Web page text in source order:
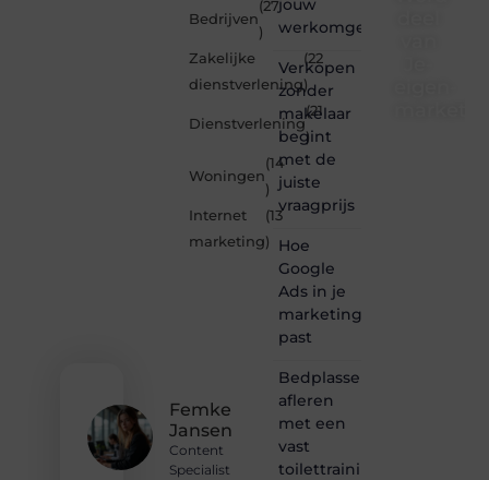
Femke
Jansen
Content
Specialist
Bedrijven
(27
)
Zakelijke
dienstverlening
(22
)
Dienstverlening
(21
)
Woningen
(14
)
Internet
marketing
(13
)
jouw
werkomgeving
Verkopen
zonder
makelaar
begint
met de
juiste
vraagprijs
Hoe
Google
Ads in je
marketingmix
past
Bedplassen
afleren
met een
vast
toilettrainingschema